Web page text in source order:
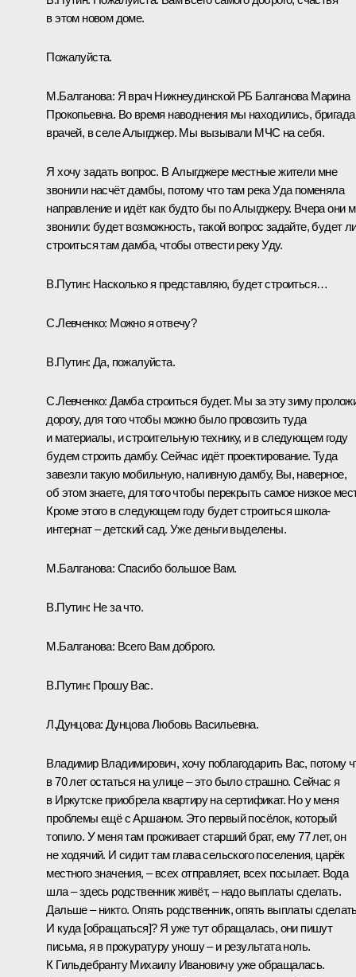
в этом новом доме.
Пожалуйста.
М.Балганова: Я врач Нижнеудинской РБ Балганова Марина
Прокопьевна. Во время наводнения мы находились, бригада
врачей, в селе Алыгджер. Мы вызывали МЧС на себя.
Я хочу задать вопрос. В Алыгджере местные жители мне
звонили насчёт дамбы, потому что там река Уда поменяла
направление и идёт как будто бы по Алыгджеру. Вчера они
звонили: будет возможность, такой вопрос задайте, будет
строиться там дамба, чтобы отвести реку Уду.
В.Путин: Насколько я представляю, будет строиться…
С.Левченко: Можно я отвечу?
В.Путин: Да, пожалуйста.
С.Левченко: Дамба строиться будет. Мы за эту зиму
дорогу, для того чтобы можно было провозить туда
и материалы, и строительную технику, и в следующем году
будем строить дамбу. Сейчас идёт проектирование. Туда
завезли такую мобильную, наливную дамбу, Вы, наверное,
об этом знаете, для того чтобы перекрыть самое низкое
Кроме этого в следующем году будет строиться школа-
интернат – детский сад. Уже деньги выделены.
М.Балганова: Спасибо большое Вам.
В.Путин: Не за что.
М.Балганова: Всего Вам доброго.
В.Путин: Прошу Вас.
Л.Дунцова: Дунцова Любовь Васильевна.
Владимир Владимирович, хочу поблагодарить Вас, потому
в 70 лет остаться на улице – это было страшно. Сейчас я
в Иркутске приобрела квартиру на сертификат. Но у меня
проблемы ещё с Аршаном. Это первый посёлок, который
топило. У меня там проживает старший брат, ему 77 лет, он
не ходячий. И сидит там глава сельского поселения, царёк
местного значения, – всех отправляет, всех посылает. Вода
шла – здесь родственник живёт, – надо выплаты сделать.
Дальше – никто. Опять родственник, опять выплаты
И куда [обращаться]? Я уже тут обращалась, они пишут
письма, я в прокуратуру уношу – и результата ноль.
К Гильдебранту Михаилу Ивановичу уже обращалась.